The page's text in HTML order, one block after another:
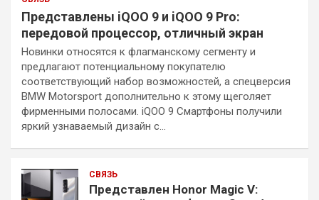
Представлены iQOO 9 и iQOO 9 Pro:
передовой процессор, отличный экран
Новинки относятся к флагманскому сегменту и
предлагают потенциальному покупателю
соответствующий набор возможностей, а спецверсия
BMW Motorsport дополнительно к этому щеголяет
фирменными полосами. iQOO 9 Смартфоны получили
яркий узнаваемый дизайн с…
СВЯЗЬ
Представлен Honor Magic V: